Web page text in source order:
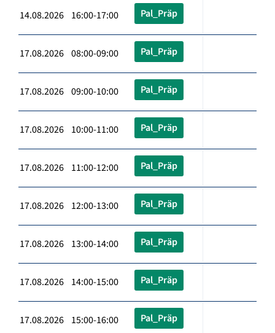
14.08.2026 16:00-17:00 Pal_Präp
17.08.2026 08:00-09:00 Pal_Präp
17.08.2026 09:00-10:00 Pal_Präp
17.08.2026 10:00-11:00 Pal_Präp
17.08.2026 11:00-12:00 Pal_Präp
17.08.2026 12:00-13:00 Pal_Präp
17.08.2026 13:00-14:00 Pal_Präp
17.08.2026 14:00-15:00 Pal_Präp
17.08.2026 15:00-16:00 Pal_Präp